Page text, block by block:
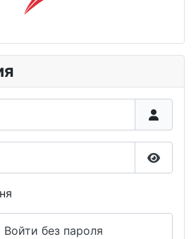
Войти без пароля